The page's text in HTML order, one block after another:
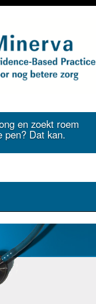
en zoekt roem
pen? Dat kan.